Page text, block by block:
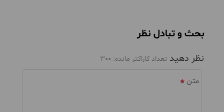
بحث و تبادل نظر
نظر دهید تعداد کاراکتر مانده: 300
متن